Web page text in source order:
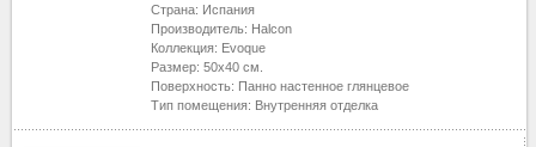
Страна: Испания
Производитель: Halcon
Коллекция: Evoque
Размер: 50x40 см.
Поверхность: Панно настенное глянцевое
Тип помещения: Внутренняя отделка